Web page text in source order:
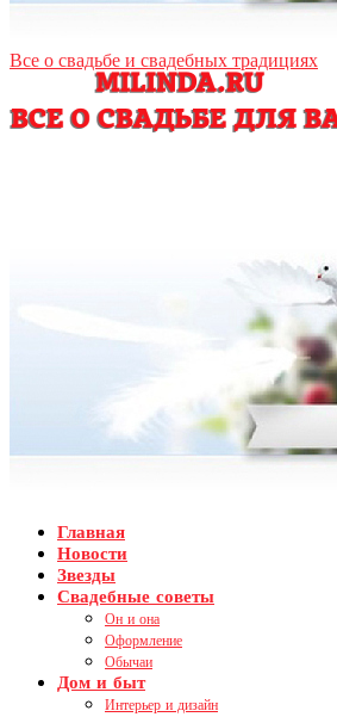
Все о свадьбе и свадебных традициях
Главная
Новости
Звезды
Свадебные советы
Он и она
Оформление
Обычаи
Дом и быт
Интерьер и дизайн